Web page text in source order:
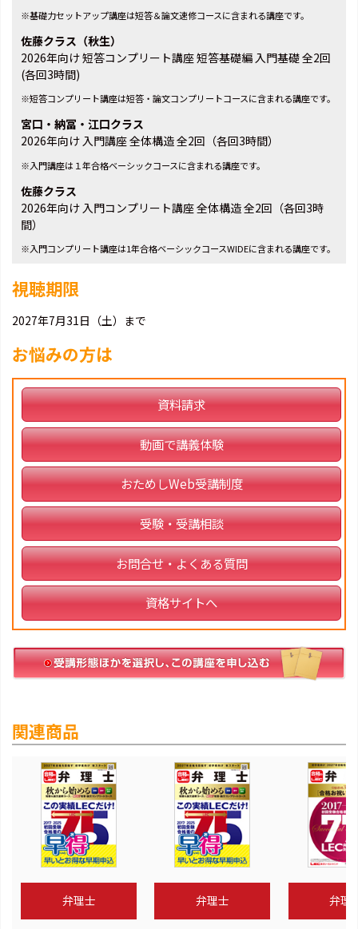
※基礎力セットアップ講座は短答＆論文速修コースに含まれる講座です。
佐藤クラス（秋生）
2026年向け 短答コンプリート講座 短答基礎編 入門基礎 全2回
(各回3時間)
※短答コンプリート講座は短答・論文コンプリートコースに含まれる講座です。
宮口・納冨・江口クラス
2026年向け 入門講座 全体構造 全2回（各回3時間）
※入門講座は１年合格ベーシックコースに含まれる講座です。
佐藤クラス
2026年向け 入門コンプリート講座 全体構造 全2回（各回3時
間）
※入門コンプリート講座は1年合格ベーシックコースWIDEに含まれる講座です。
視聴期限
2027年7月31日（土）まで
お悩みの方は
資料請求
動画で講義体験
おためしWeb受講制度
受験・受講相談
お問合せ・よくある質問
資格サイトへ
関連商品
弁理士 弁理士 弁理